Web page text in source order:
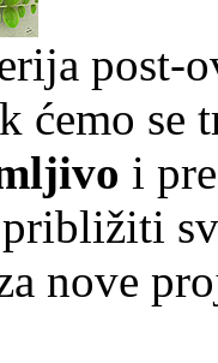
post-
ćemo se
i
približiti
nove